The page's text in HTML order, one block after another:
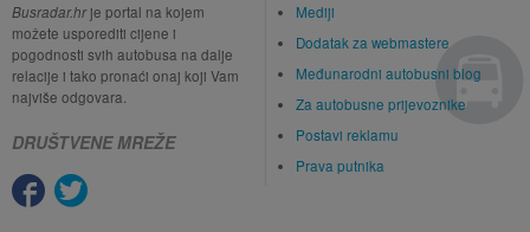
Busradar.hrje portal na kojem
možete usporediti cijene i
pogodnosti svih autobusa na dalje
relacije i tako pronaći onaj koji Vam
najviše odgovara.
DRUŠTVENE MREŽE
Mediji
Dodatak za webmastere
Međunarodni autobusni blog
Za autobusne prijevoznike
Postavi reklamu
Prava putnika